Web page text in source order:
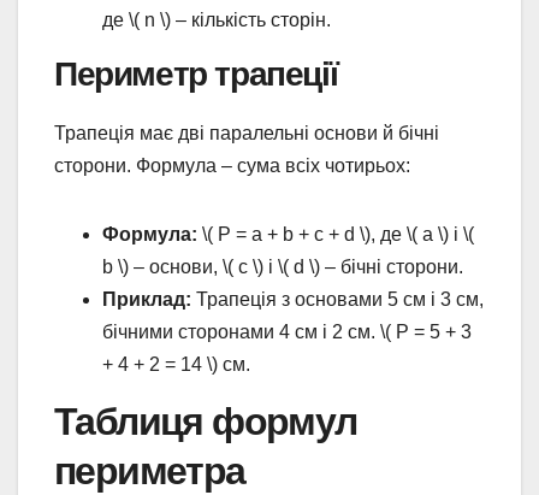
де \( n \) – кількість сторін.
Периметр трапеції
Трапеція має дві паралельні основи й бічні
сторони. Формула – сума всіх чотирьох:
Формула: \( P = a + b + c + d \), де \( a \) і \(
b \) – основи, \( c \) і \( d \) – бічні сторони.
Приклад: Трапеція з основами 5 см і 3 см,
бічними сторонами 4 см і 2 см. \( P = 5 + 3
+ 4 + 2 = 14 \) см.
Таблиця формул
периметра